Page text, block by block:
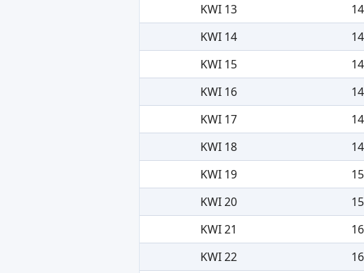
KWI 13
KWI 14
KWI 15
KWI 16
KWI 17
KWI 18
KWI 19
KWI 20
KWI 21
KWI 22